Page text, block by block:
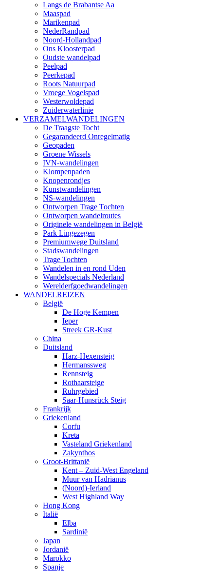
Langs de Brabantse Aa
Maaspad
Marikenpad
NederRandpad
Noord-Hollandpad
Ons Kloosterpad
Oudste wandelpad
Peelpad
Peerkepad
Roots Natuurpad
Vroege Vogelspad
Westerwoldepad
Zuiderwaterlinie
VERZAMELWANDELINGEN
De Traagste Tocht
Gegarandeerd Onregelmatig
Geopaden
Groene Wissels
IVN-wandelingen
Klompenpaden
Knopenrondjes
Kunstwandelingen
NS-wandelingen
Ontworpen Trage Tochten
Ontworpen wandelroutes
Originele wandelingen in België
Park Lingezegen
Premiumwege Duitsland
Stadswandelingen
Trage Tochten
Wandelen in en rond Uden
Wandelspecials Nederland
Werelderfgoedwandelingen
WANDELREIZEN
België
De Hoge Kempen
Ieper
Streek GR-Kust
China
Duitsland
Harz-Hexensteig
Hermanssweg
Rennsteig
Rothaarsteige
Ruhrgebied
Saar-Hunsrück Steig
Frankrijk
Griekenland
Corfu
Kreta
Vasteland Griekenland
Zakynthos
Groot-Brittanië
Kent – Zuid-West Engeland
Muur van Hadrianus
(Noord)-Ierland
West Highland Way
Hong Kong
Italië
Elba
Sardinië
Japan
Jordanië
Marokko
Spanje